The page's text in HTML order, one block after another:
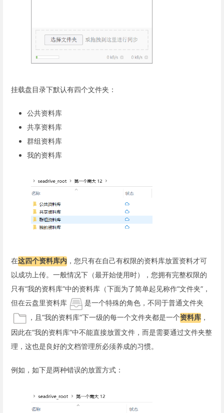
挂载盘目录下默认有四个文件夹：
公共资料库
共享资料库
群组资料库
我的资料库
在这四个资料库内 ，您只有在自己有权限的资料库放置资料才可
以成功上传。一般情况下（最开始使用时），您拥有完整权限的
只有“我的资料库”中的资料库（下面为了简单起见称作“文件夹”，
但在云盘里资料库
是一个特殊的角色，不同于普通文件夹
，且“我的资料库”下一级的每一个文件夹都是一个资料库 ，
因此在“我的资料库”中不能直接放置文件，而是需要通过文件夹整
理，这也是良好的文档管理所必须养成的习惯。
例如，如下是两种错误的放置方式：